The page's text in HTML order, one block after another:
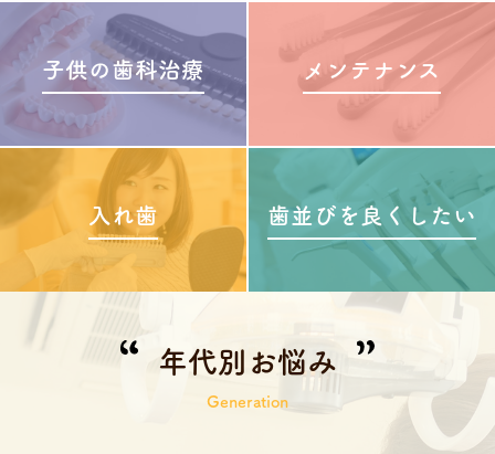
子供の歯科治療 メンテナンス
入れ歯 歯並びを良くしたい
年代別お悩み
Generation